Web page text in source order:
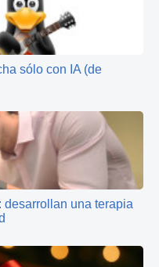
sólo con IA (de
desarrollan una terapia